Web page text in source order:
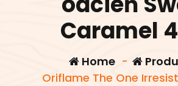
Caramel
Home-
Oriflame The One